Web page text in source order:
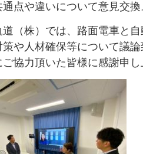
点や違いについて意見交換
（株）では、路面電車と
や人材確保等について議
協力頂いた皆様に感謝申